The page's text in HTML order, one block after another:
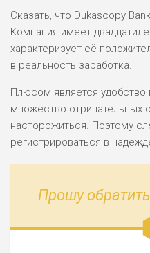
Сказать, что Dukascopy
Компания имеет
характеризует её
в реальность заработка.
Плюсом является
множество отрицательных
насторожиться. Поэтому
регистрироваться в
Прошу